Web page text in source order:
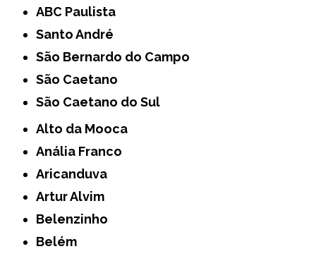
ABC Paulista
Santo André
São Bernardo do Campo
São Caetano
São Caetano do Sul
Alto da Mooca
Anália Franco
Aricanduva
Artur Alvim
Belenzinho
Belém